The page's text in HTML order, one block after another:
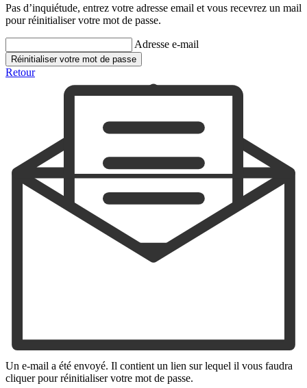
Pas d’inquiétude, entrez votre adresse email et vous recevrez un mail
pour réinitialiser votre mot de passe.
Adresse e-mail
Réinitialiser votre mot de passe
Retour
Un e-mail a été envoyé. Il contient un lien sur lequel il vous faudra
cliquer pour réinitialiser votre mot de passe.